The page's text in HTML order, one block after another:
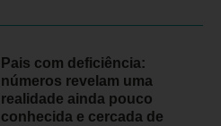
Pais com deficiência:
números revelam uma
realidade ainda pouco
conhecida e cercada de